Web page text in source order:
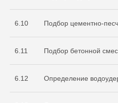
6.10 Подбор цементно-
6.11 Подбор бетонной
6.12 Определение